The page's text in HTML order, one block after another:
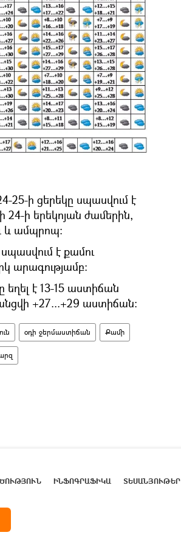
25-ի ցերեկը սպասվում է
ի երեկոյան ժամերին,
և ամպրոպ։
է քամու
արագությամբ։
եղել է 13-15 աստիճան
+27...+29 աստիճան։
օդի ջերմաստիճան Քամի
ԻՆՖՈԳՐԱՖԻԿԱ ՏԵՍԱՆՅՈՒԹԵՐ